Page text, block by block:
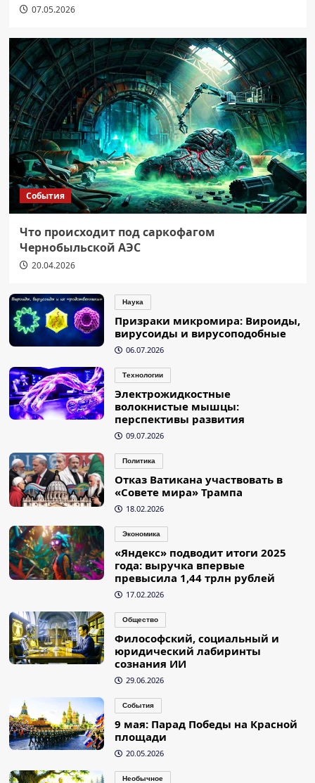
07.05.2026
События
Что происходит под саркофагом
Чернобыльской АЭС
20.04.2026
Наука
Призраки микромира: Вироиды,
вирусоиды и вирусоподобные
06.07.2026
Технологии
Электрожидкостные
волокнистые мышцы:
перспективы развития
09.07.2026
Политика
Отказ Ватикана участвовать в
«Совете мира» Трампа
18.02.2026
Экономика
«Яндекс» подводит итоги 2025
года: выручка впервые
превысила 1,44 трлн рублей
17.02.2026
Общество
Философский, социальный и
юридический лабиринты
сознания ИИ
29.06.2026
События
9 мая: Парад Победы на Красной
площади
20.05.2026
Необычное